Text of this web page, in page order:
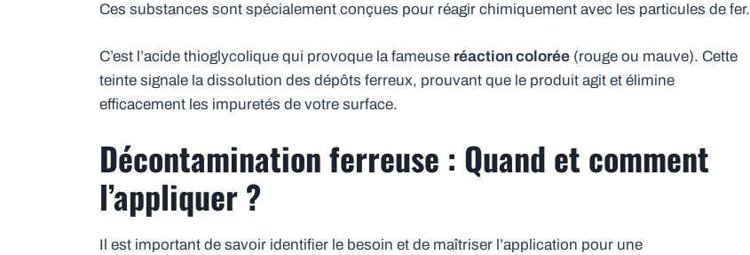
Ces substances sont spécialement conçues pour réagir chimiquement avec les particules de fer.
C’est l’acide thioglycolique qui provoque la fameuse réaction colorée (rouge ou mauve). Cette
teinte signale la dissolution des dépôts ferreux, prouvant que le produit agit et élimine
efficacement les impuretés de votre surface.
Décontamination ferreuse : Quand et comment
l’appliquer ?
Il est important de savoir identifier le besoin et de maîtriser l’application pour une